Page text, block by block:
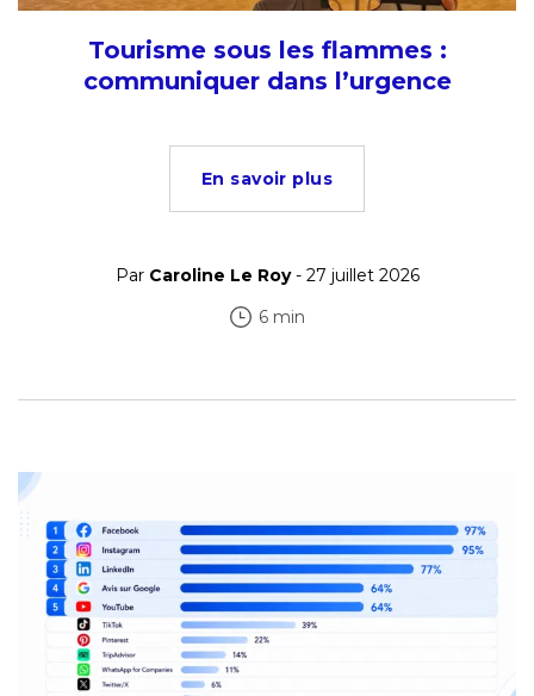
Tourisme sous les flammes :
communiquer dans l’urgence
En savoir plus
Par Caroline Le Roy- 27 juillet 2026
6 min